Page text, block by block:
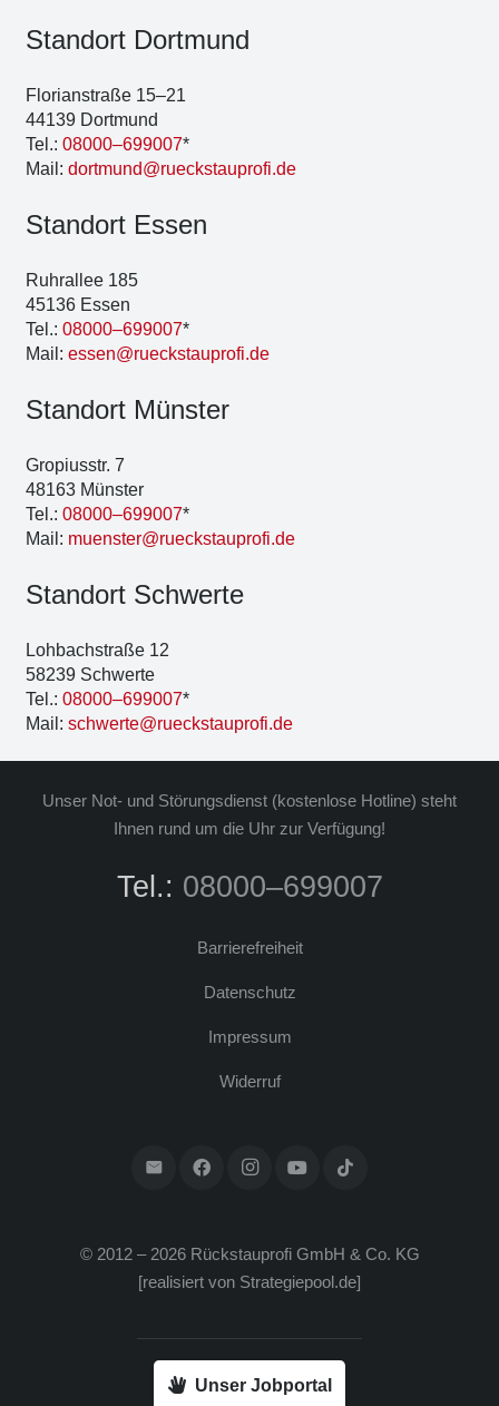
Stand­ort Dort­mund
Flo­ri­an­stra­ße 15–21
44139 Dort­mund
Tel.: 08000–699007*
Mail: dortmund@rueckstauprofi.de
Stand­ort Essen
Ruhr­al­lee 185
45136 Essen
Tel.: 08000–699007*
Mail: essen@rueckstauprofi.de
Stand­ort Müns­ter
Gro­pi­us­str. 7
48163 Müns­ter
Tel.: 08000–699007*
Mail: muenster@rueckstauprofi.de
Stand­ort Schwer­te
Loh­bach­stra­ße 12
58239 Schwer­te
Tel.: 08000–699007*
Mail: schwerte@rueckstauprofi.de
Unser Not- und Stö­rungs­dienst (kos­ten­lo­se Hot­line) steht
Ihnen rund um die Uhr zur Ver­fü­gung!
Tel.: 08000–699007
Bar­rie­re­frei­heit
Daten­schutz
Impres­sum
Wider­ruf
© 2012 – 2026 Rück­stau­pro­fi GmbH & Co. KG
[rea­li­siert von Strategiepool.de]
Unser Jobportal